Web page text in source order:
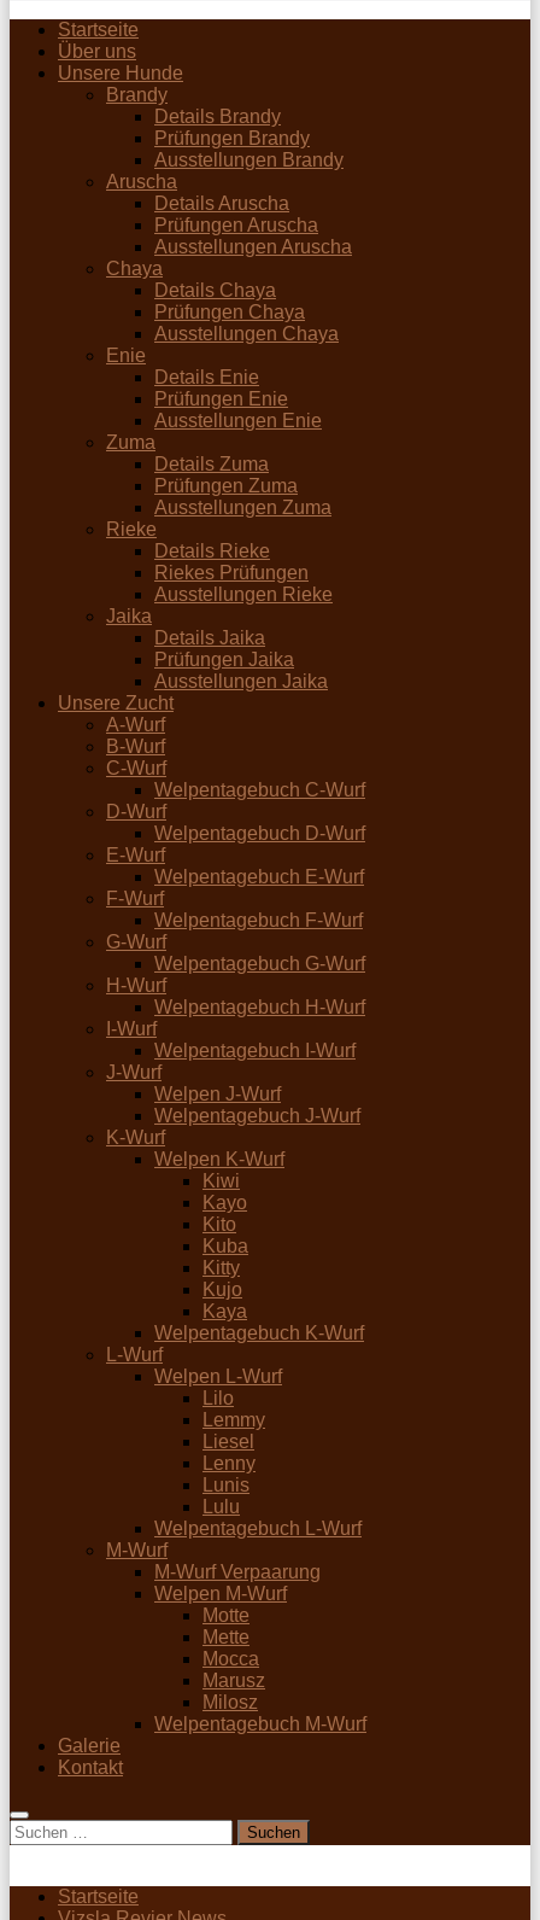
Startseite
Über uns
Unsere Hunde
Brandy
Details Brandy
Prüfungen Brandy
Ausstellungen Brandy
Aruscha
Details Aruscha
Prüfungen Aruscha
Ausstellungen Aruscha
Chaya
Details Chaya
Prüfungen Chaya
Ausstellungen Chaya
Enie
Details Enie
Prüfungen Enie
Ausstellungen Enie
Zuma
Details Zuma
Prüfungen Zuma
Ausstellungen Zuma
Rieke
Details Rieke
Riekes Prüfungen
Ausstellungen Rieke
Jaika
Details Jaika
Prüfungen Jaika
Ausstellungen Jaika
Unsere Zucht
A-Wurf
B-Wurf
C-Wurf
Welpentagebuch C-Wurf
D-Wurf
Welpentagebuch D-Wurf
E-Wurf
Welpentagebuch E-Wurf
F-Wurf
Welpentagebuch F-Wurf
G-Wurf
Welpentagebuch G-Wurf
H-Wurf
Welpentagebuch H-Wurf
I-Wurf
Welpentagebuch I-Wurf
J-Wurf
Welpen J-Wurf
Welpentagebuch J-Wurf
K-Wurf
Welpen K-Wurf
Kiwi
Kayo
Kito
Kuba
Kitty
Kujo
Kaya
Welpentagebuch K-Wurf
L-Wurf
Welpen L-Wurf
Lilo
Lemmy
Liesel
Lenny
Lunis
Lulu
Welpentagebuch L-Wurf
M-Wurf
M-Wurf Verpaarung
Welpen M-Wurf
Motte
Mette
Mocca
Marusz
Milosz
Welpentagebuch M-Wurf
Galerie
Kontakt
Suchen
nach:
Startseite